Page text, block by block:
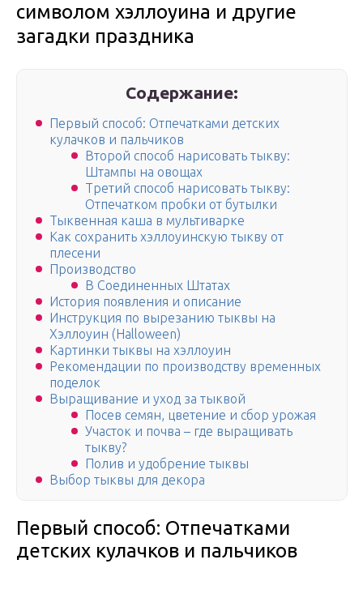
символом хэллоуина и другие
загадки праздника
Содержание:
Первый способ: Отпечатками детских
кулачков и пальчиков
Второй способ нарисовать тыкву:
Штампы на овощах
Третий способ нарисовать тыкву:
Отпечатком пробки от бутылки
Тыквенная каша в мультиварке
Как сохранить хэллоуинскую тыкву от
плесени
Производство
В Соединенных Штатах
История появления и описание
Инструкция по вырезанию тыквы на
Хэллоуин (Halloween)
Картинки тыквы на хэллоуин
Рекомендации по производству временных
поделок
Выращивание и уход за тыквой
Посев семян, цветение и сбор урожая
Участок и почва – где выращивать
тыкву?
Полив и удобрение тыквы
Выбор тыквы для декора
Первый способ: Отпечатками
детских кулачков и пальчиков